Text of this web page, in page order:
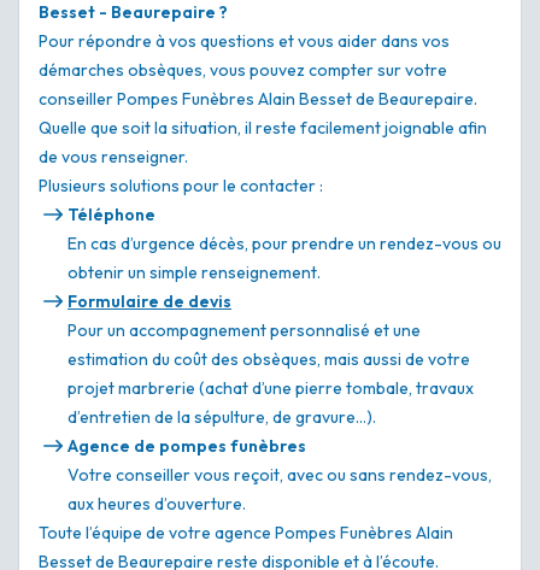
Besset - Beaurepaire ?
Pour répondre à vos questions et vous aider dans vos
démarches obsèques, vous pouvez compter sur votre
conseiller Pompes Funèbres Alain Besset de Beaurepaire.
Quelle que soit la situation, il reste facilement joignable afin
de vous renseigner.
Plusieurs solutions pour le contacter :
Téléphone
En cas d’urgence décès, pour prendre un rendez-vous ou
obtenir un simple renseignement.
Formulaire de devis
Pour un accompagnement personnalisé et une
estimation du coût des obsèques, mais aussi de votre
projet marbrerie (achat d’une pierre tombale, travaux
d’entretien de la sépulture, de gravure…).
Agence de pompes funèbres
Votre conseiller vous reçoit, avec ou sans rendez-vous,
aux heures d’ouverture.
Toute l’équipe de votre agence Pompes Funèbres Alain
Besset de Beaurepaire reste disponible et à l’écoute.